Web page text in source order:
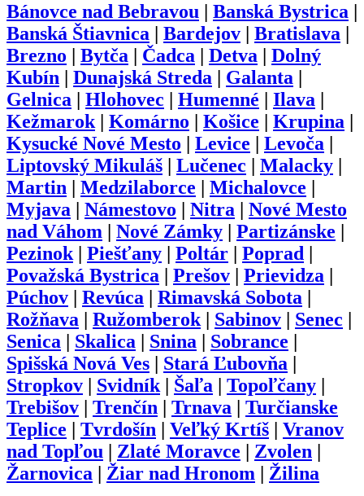
Bánovce nad Bebravou Banská Bystrica
Banská Štiavnica
Bardejov Bratislava
Brezno
Bytča Čadca Detva
Dolný
Kubín
Dunajská Streda Galanta
Gelnica
Hlohovec Humenné Ilava
Kežmarok| Komárno Košice Krupina
Kysucké Nové Mesto
Levice Levoča
Liptovský Mikuláš
Lučenec Malacky
Martin
Medzilaborce Michalovce
Myjava
Námestovo Nitra
Nové Mesto
nad Váhom
Nové Zámky Partizánske
Pezinok| Piešťany Poltár Poprad
Považská Bystrica
Prešov Prievidza
Púchov
Revúca Rimavská Sobota
Rožňava
Ružomberok| Sabinov Senec
Senica
Skalica Snina Sobrance
Spišská Nová Ves
Stará Ľubovňa
Stropkov
Svidník| Šaľa Topoľčany
Trebišov
Trenčín Trnava
Turčianske
Teplice
Tvrdošín Veľký Krtíš
Vranov
nad Topľou
Zlaté Moravce Zvolen
Žarnovica
Žiar nad Hronom Žilina